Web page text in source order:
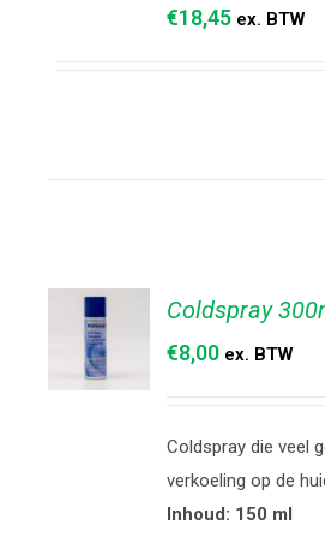
€18,45 ex. BTW
WINKELWAGEN
Coldspray
€8,00 ex. BTW
Coldspray die veel
verkoeling op de
Inhoud: 150 ml